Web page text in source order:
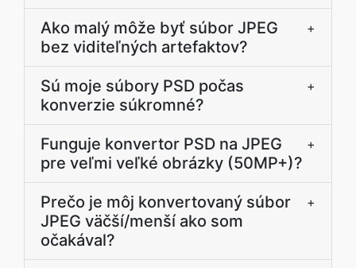
Ako malý môže byť súbor JPEG
bez viditeľných artefaktov?
+
Sú moje súbory PSD počas
konverzie súkromné?
+
Funguje konvertor PSD na JPEG
pre veľmi veľké obrázky (50MP+)?
+
Prečo je môj konvertovaný súbor
JPEG väčší/menší ako som
očakával?
+